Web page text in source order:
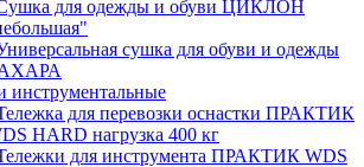
для одежды и обуви ЦИКЛОН
сушка для обуви и одежды
инструментальные
для перевозки оснастки ПРАКТИК
HARD нагрузка 400 кг
для инструмента ПРАКТИК WDS